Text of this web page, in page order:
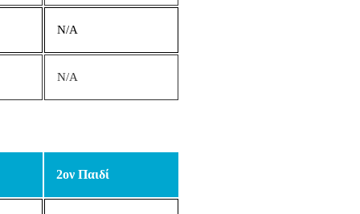
N/A
N/A
2ον Παιδί